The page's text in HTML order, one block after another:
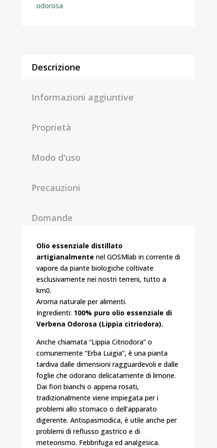
odorosa
Descrizione
Informazioni aggiuntive
Proprietà
Modo d'uso
Precauzioni
Domande
Olio essenziale distillato
artigianalmente nel GOSMlab in corrente di
vapore da piante biologiche coltivate
esclusivamente nei nostri terreni, tutto a
km0.
Aroma naturale per alimenti.
Ingredienti: 100% puro olio essenziale di
Verbena Odorosa (Lippia citriodora).
Anche chiamata “Lippia Citriodora” o
comunemente “Erba Luigia”, è una pianta
tardiva dalle dimensioni ragguardevoli e dalle
foglie che odorano delicatamente di limone.
Dai fiori bianchi o appena rosati,
tradizionalmente viene impiegata per i
problemi allo stomaco o dell’apparato
digerente. Antispasmodica, è utile anche per
problemi di reflusso gastrico e di
meteorismo. Febbrifuga ed analgesica.